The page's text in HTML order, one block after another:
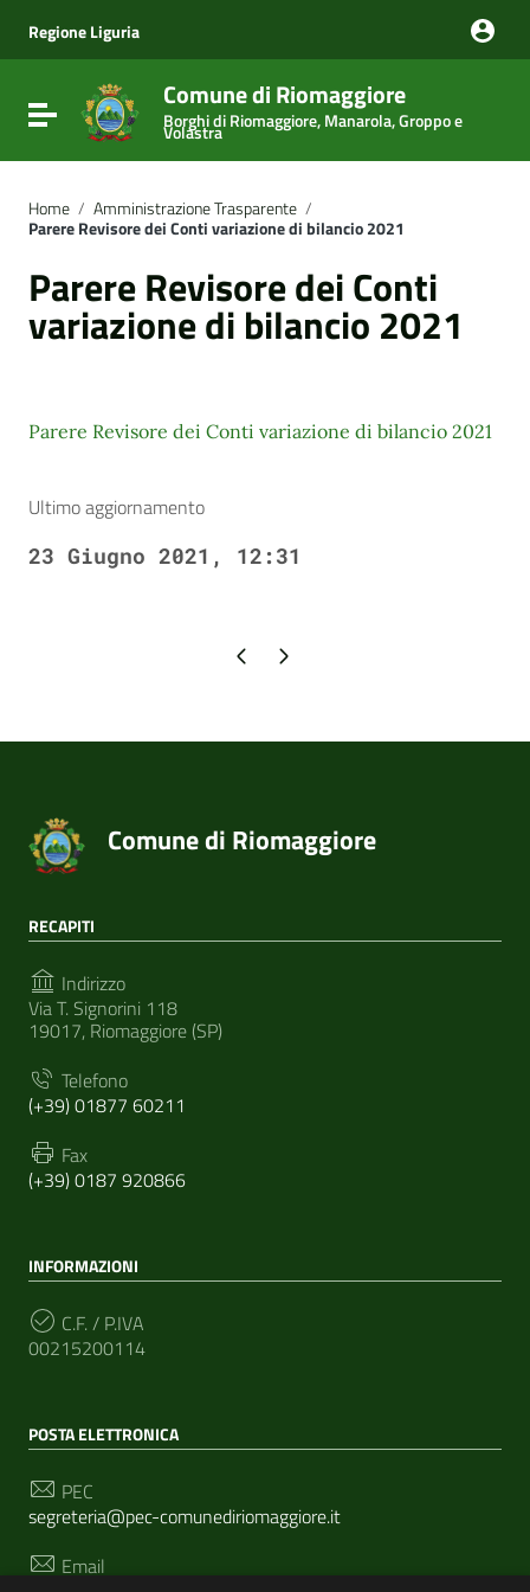
Vai al menu di navigazione
Vai al footer
Regione Liguria
Attiva / disattiva la navigazione
Comune di Riomaggiore
Borghi di Riomaggiore, Manarola, Groppo e
Volastra
Home / Amministrazione Trasparente /
Parere Revisore dei Conti variazione di bilancio 2021
Parere Revisore dei Conti
variazione di bilancio 2021
Parere Revisore dei Conti variazione di bilancio 2021
Ultimo aggiornamento
23 Giugno 2021, 12:31
Pagina precedente
Pagina successiva
Comune di Riomaggiore
RECAPITI
Indirizzo
Via T. Signorini 118
19017, Riomaggiore (SP)
Telefono
(+39) 01877 60211
Fax
(+39) 0187 920866
INFORMAZIONI
C.F. / P.IVA
00215200114
POSTA ELETTRONICA
PEC
segreteria@pec-comunediriomaggiore.it
Email